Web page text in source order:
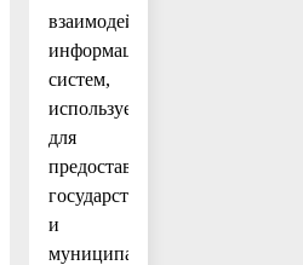
взаимодействие
информационных
систем,
используемых
для
предоставления
государственных
и
муниципальных